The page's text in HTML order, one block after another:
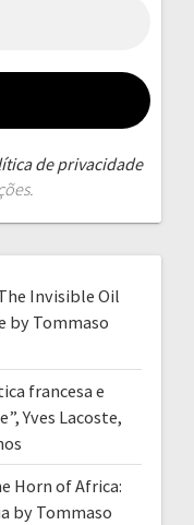
de privacidade
Invisible Oil
by Tommaso
francesa e
Yves Lacoste,
Horn of Africa:
by Tommaso